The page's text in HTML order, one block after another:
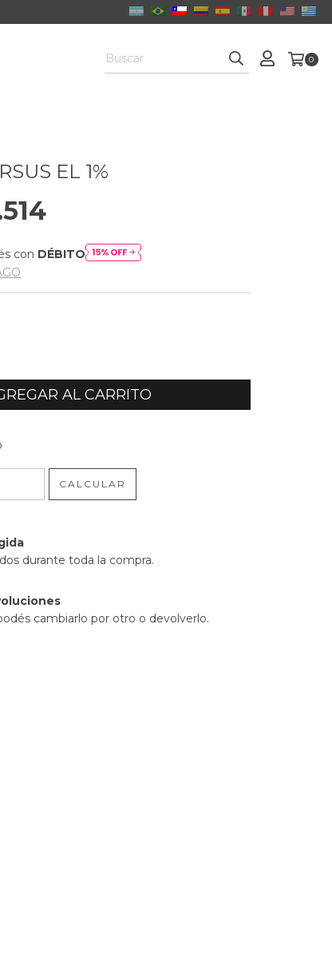
0
EL 1%
con DÉBITO
CALCULAR
durante toda la compra.
cambiarlo por otro o devolverlo.